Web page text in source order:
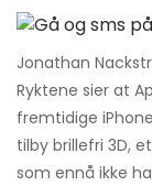
Jonathan
Ryktene sier at
fremtidige
tilby brillefri 3D,
som ennå ikke